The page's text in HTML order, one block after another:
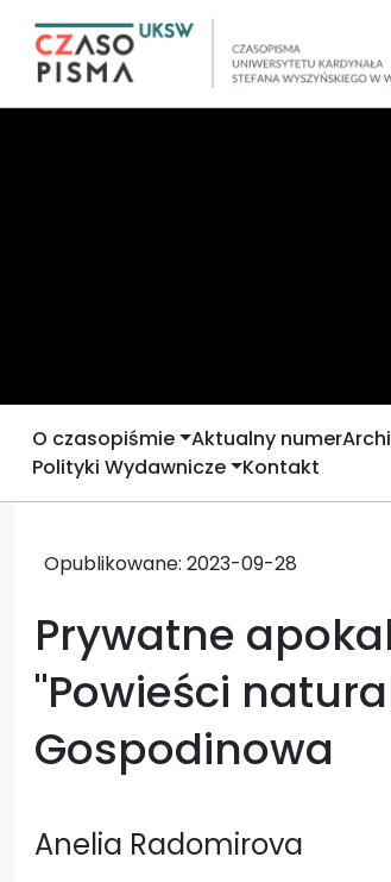
O czasopiśmie Aktualny numer
Polityki Wydawnicze Kontakt
Opublikowane: 2023-09-28
Prywatne
"Powieści
Gospodinowa
Anelia Radomirova